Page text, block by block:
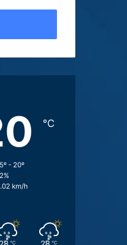
℃
- 20º
km/h
℃ ℃